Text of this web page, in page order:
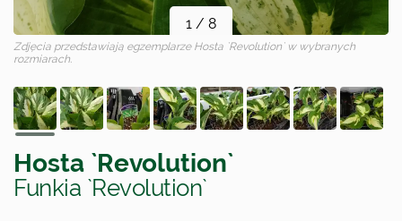
1 / 8
Zdjęcia przedstawiają egzemplarze Hosta `Revolution` w wybranych
rozmiarach.
Hosta `Revolution`
Funkia `Revolution`